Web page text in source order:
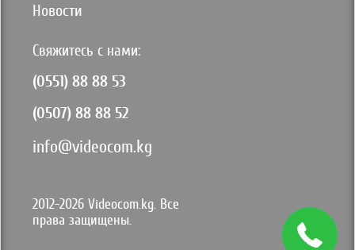
Новости
Свяжитесь с нами:
(0551) 88 88 53
(0507) 88 88 52
info@videocom.kg
2012-2026 Videocom.kg. Все
права защищены.